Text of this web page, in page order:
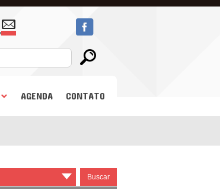
AGENDA CONTATO
▾